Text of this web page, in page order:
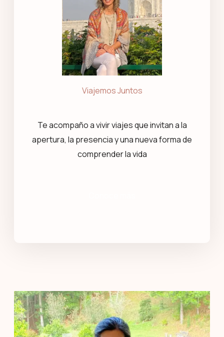
Viajemos Juntos
Te acompaño a vivir viajes que invitan a la
apertura, la presencia y una nueva forma de
comprender la vida